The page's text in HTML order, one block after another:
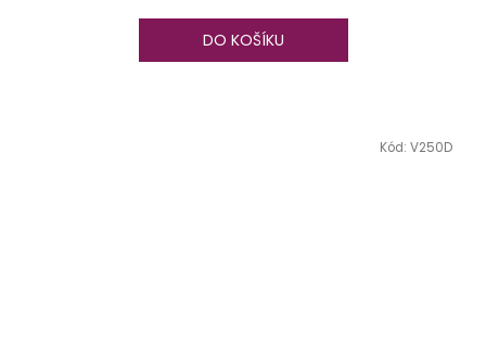
DO KOŠÍKU
Kód: V250D